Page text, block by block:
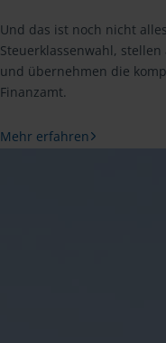
Und das ist noch nicht
Steuerklassenwahl,
und übernehmen die
Finanzamt.
Mehr erfahren